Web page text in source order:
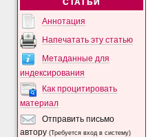
СТАТЬИ
Аннотация
Напечатать эту статью
Метаданные для
индексирования
Как процитировать
материал
Отправить письмо
автору(Требуется вход в систему)